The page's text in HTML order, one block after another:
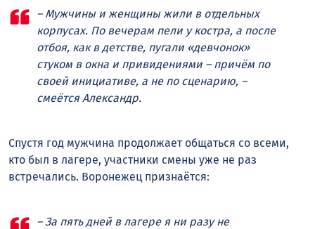
– Мужчины и женщины жили в отдельных
корпусах. По вечерам пели у костра, а после
отбоя, как в детстве, пугали «девчонок»
стуком в окна и привидениями – причём по
своей инициативе, а не по сценарию, –
смеётся Александр.
Спустя год мужчина продолжает общаться со всеми,
кто был в лагере, участники смены уже не раз
встречались. Воронежец признаётся:
– За пять дней в лагере я ни разу не